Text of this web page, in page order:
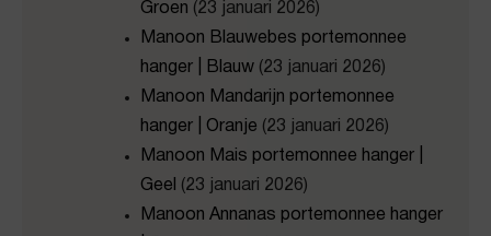
Groen (23 januari 2026)
Manoon Blauwebes portemonnee
hanger | Blauw (23 januari 2026)
Manoon Mandarijn portemonnee
hanger | Oranje (23 januari 2026)
Manoon Mais portemonnee hanger |
Geel
(23 januari 2026)
Manoon Annanas portemonnee hanger